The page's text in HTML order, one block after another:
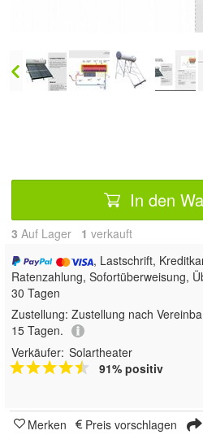
In den
3 Auf Lager 1 verkauft
, Lastschrift,
Ratenzahlung, Sofortüberweisung,
30 Tagen
Zustellung: Zustellung nach
15 Tagen.
Verkäufer: Solartheater
91% positiv
Merken Preis vorschlagen